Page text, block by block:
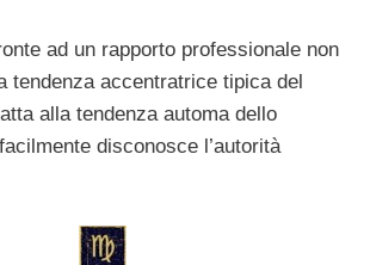
ad un rapporto professionale non
tendenza accentratrice tipica del
alla tendenza automa dello
disconosce l’autorità